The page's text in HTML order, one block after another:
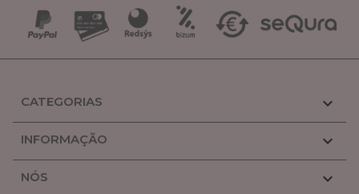
CATEGORIAS 
INFORMAÇÃO 
NÓS 